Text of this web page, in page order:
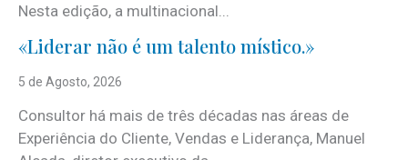
Nesta edição, a multinacional...
«Liderar não é um talento místico.»
5 de Agosto, 2026
Consultor há mais de três décadas nas áreas de
Experiência do Cliente, Vendas e Liderança, Manuel